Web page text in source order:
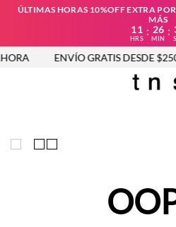
ÚLTIMAS HORAS 10%OFF EXTRA
MÁS
11
HRS
: 26
MIN
:
ENVÍO GRATIS DESDE